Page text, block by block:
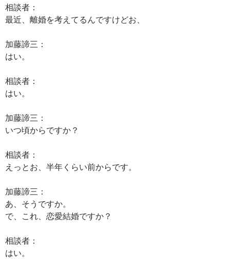
相談者：
最近、離婚を考えてるんですけどお、
加藤諦三：
はい。
相談者：
はい。
加藤諦三：
いつ頃からですか？
相談者：
えっとお、半年くらい前からです。
加藤諦三：
あ、そうですか。
で、これ、恋愛結婚ですか？
相談者：
はい。